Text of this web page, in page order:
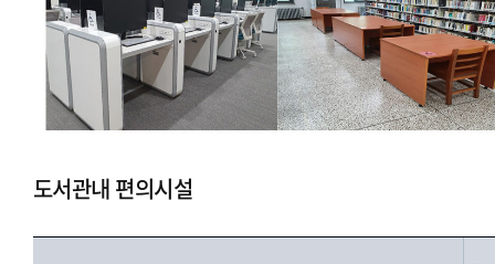
도서관내 편의시설